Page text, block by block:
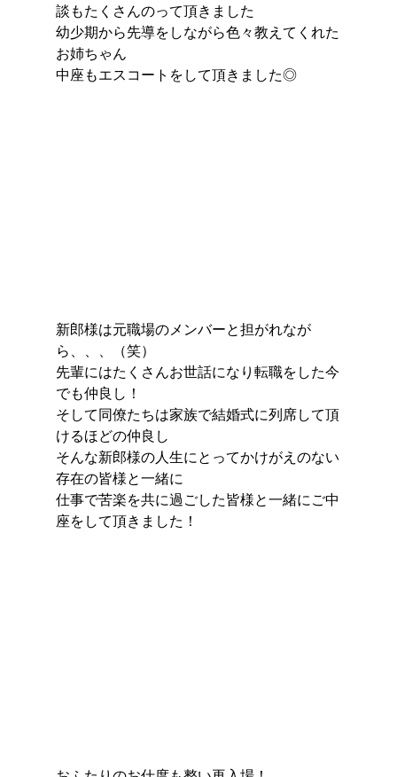
談もたくさんのって頂きました
幼少期から先導をしながら色々教えてくれた
お姉ちゃん
中座もエスコートをして頂きました◎
新郎様は元職場のメンバーと担がれなが
ら、、、（笑）
先輩にはたくさんお世話になり転職をした今
でも仲良し！
そして同僚たちは家族で結婚式に列席して頂
けるほどの仲良し
そんな新郎様の人生にとってかけがえのない
存在の皆様と一緒に
仕事で苦楽を共に過ごした皆様と一緒にご中
座をして頂きました！